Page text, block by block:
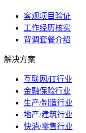
客观项目验证
工作经历核实
背调套餐介绍
解决方案
互联网/IT行业
金融保险行业
生产/制造行业
地产/建筑行业
快消/零售行业